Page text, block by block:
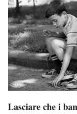
Lasciare che i